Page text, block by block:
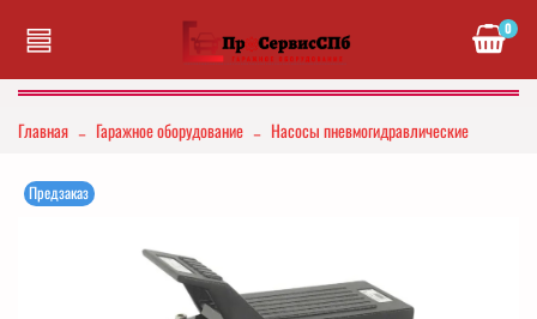
0
Главная Гаражное оборудование Насосы пневмогидравлические
Предзаказ